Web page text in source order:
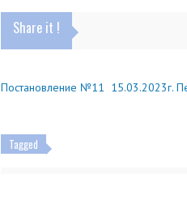
Share it !
Постановление №11 15.03.2023г.
Tagged